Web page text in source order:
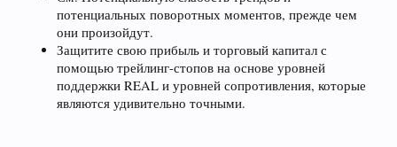
потенциальных поворотных моментов, прежде чем
они произойдут.
Защитите свою прибыль и торговый капитал с
помощью трейлинг-стопов на основе уровней
поддержки REAL и уровней сопротивления, которые
являются удивительно точными.